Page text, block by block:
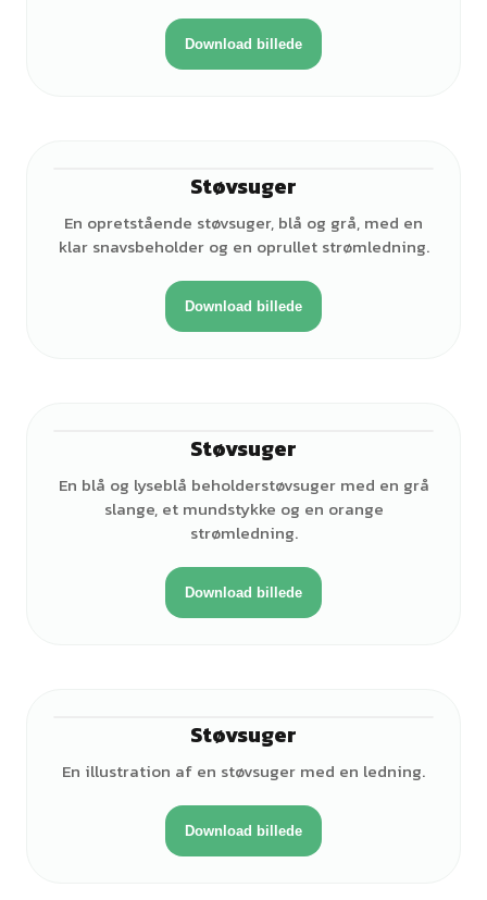
Download billede
Støvsuger
En opretstående støvsuger, blå og grå, med en
klar snavsbeholder og en oprullet strømledning.
Download billede
Støvsuger
En blå og lyseblå beholderstøvsuger med en grå
slange, et mundstykke og en orange
strømledning.
Download billede
Støvsuger
En illustration af en støvsuger med en ledning.
Download billede